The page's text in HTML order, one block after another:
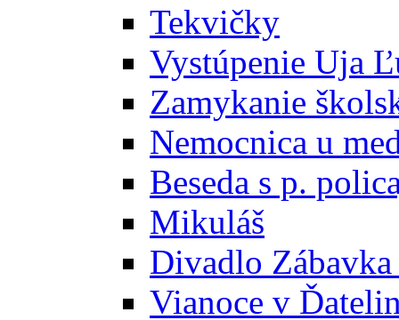
Tekvičky
Vystúpenie Uja
Zamykanie
Nemocnica u
Beseda s p.
Mikuláš
Divadlo
Vianoce v